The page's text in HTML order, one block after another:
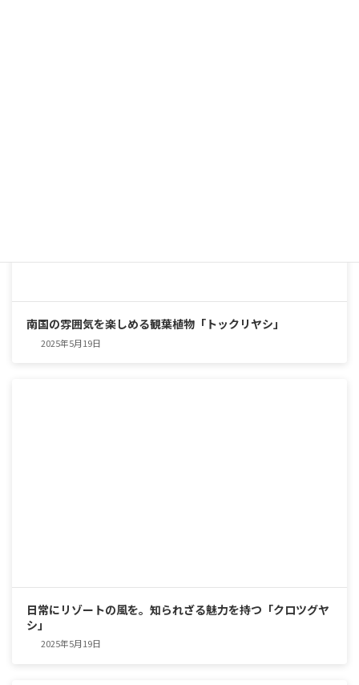
南国の雰囲気を楽しめる観葉植物「トックリヤシ」
2025年5月19日
日常にリゾートの風を。知られざる魅力を持つ「クロツグヤ
シ」
2025年5月19日